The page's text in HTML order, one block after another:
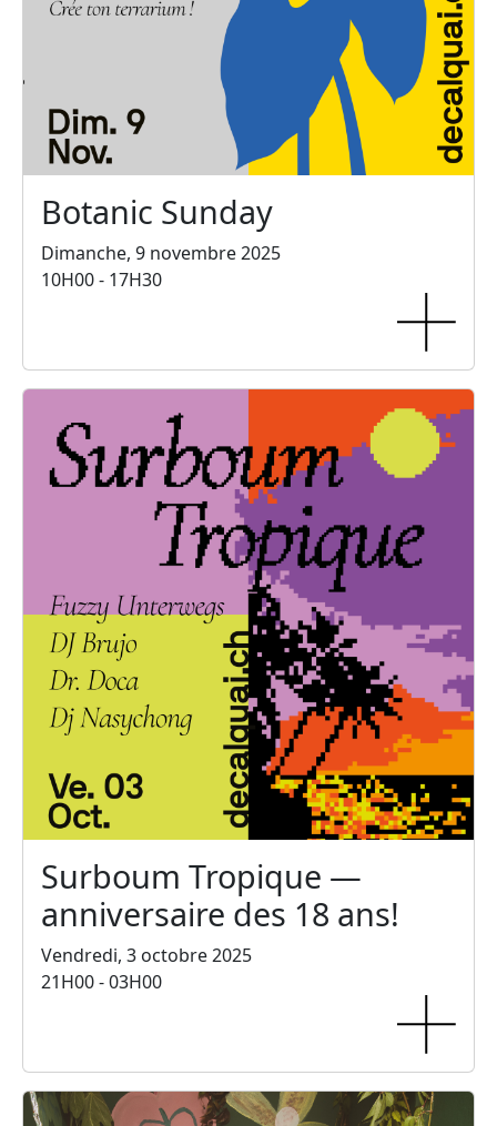
Botanic Sunday
Dimanche, 9 novembre 2025
10H00 - 17H30
Surboum Tropique —
anniversaire des 18 ans!
Vendredi, 3 octobre 2025
21H00 - 03H00